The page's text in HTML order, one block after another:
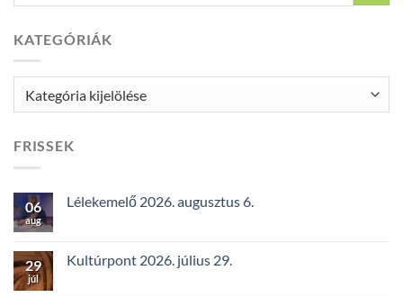
KATEGÓRIÁK
FRISSEK
06
aug
Lélekemelő 2026. augusztus 6.
29
júl
Kultúrpont 2026. július 29.